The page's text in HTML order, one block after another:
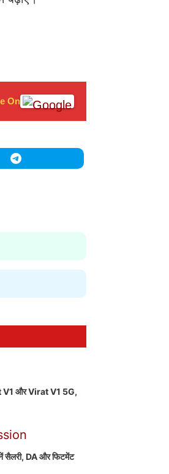
On
V1 और Virat V1 5G,
DA और फिटमेंट